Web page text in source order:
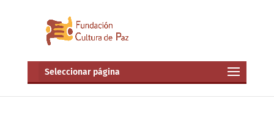
Seleccionar página